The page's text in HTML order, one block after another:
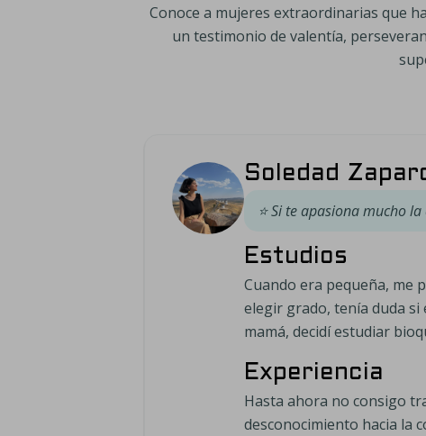
Conoce a mujeres extraordinarias que
un testimonio de valentía,
Soledad
⭐Si te apasiona mucho
Estudios
Cuando era pequeña, me
elegir grado, tenía duda
mamá, decidí estudiar
Experiencia
Hasta ahora no consigo
desconocimiento hacia la